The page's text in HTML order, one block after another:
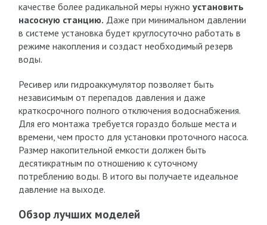
качестве более радикальной меры нужно установить
насосную станцию. Даже при минимальном давлении
в системе установка будет круглосуточно работать в
режиме накопления и создаст необходимый резерв
воды.
Ресивер или гидроаккумулятор позволяет быть
независимым от перепадов давления и даже
краткосрочного полного отключения водоснабжения.
Для его монтажа требуется гораздо больше места и
времени, чем просто для установки проточного насоса.
Размер накопительной емкости должен быть
десятикратным по отношению к суточному
потреблению воды. В итого вы получаете идеальное
давление на выходе.
Обзор лучших моделей